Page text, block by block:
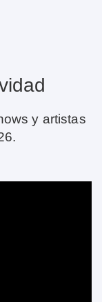
y artistas